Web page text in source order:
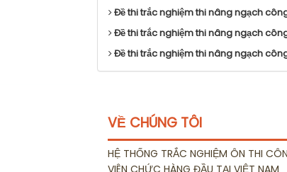
Đề thi trắc nghiệm thi nâng ngạch
Đề thi trắc nghiệm thi nâng ngạch
Đề thi trắc nghiệm thi nâng ngạch
VỀ CHÚNG TÔI
HỆ THỐNG TRẮC NGHIỆM ÔN THI
VIÊN CHỨC HÀNG ĐẦU TẠI VIỆT NAM